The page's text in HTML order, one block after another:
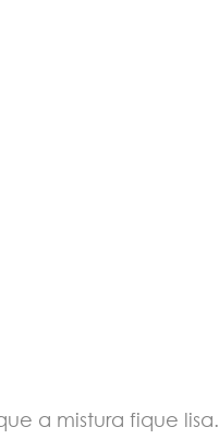
a mistura fique lisa.